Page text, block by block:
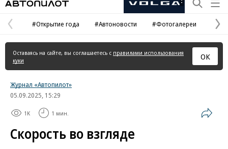
Рекламная
Предыдущая
страница
#Открытие года #Автоновости #Фотогалереи
Оставаясь на сайте, вы соглашаетесь с правилами использования
куки
ОК
Журнал «Автопилот»
05.09.2025, 15:29
1K 1 мин.
Скорость во взгляде